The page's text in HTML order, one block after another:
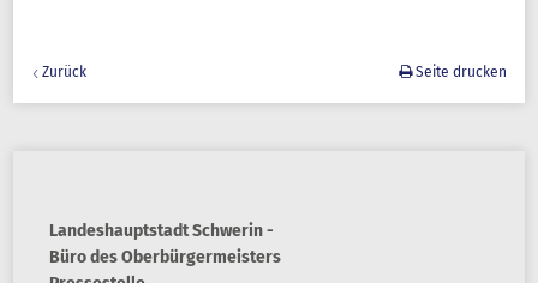
Zurück Seite drucken
Landeshauptstadt Schwerin -
Büro des Oberbürgermeisters